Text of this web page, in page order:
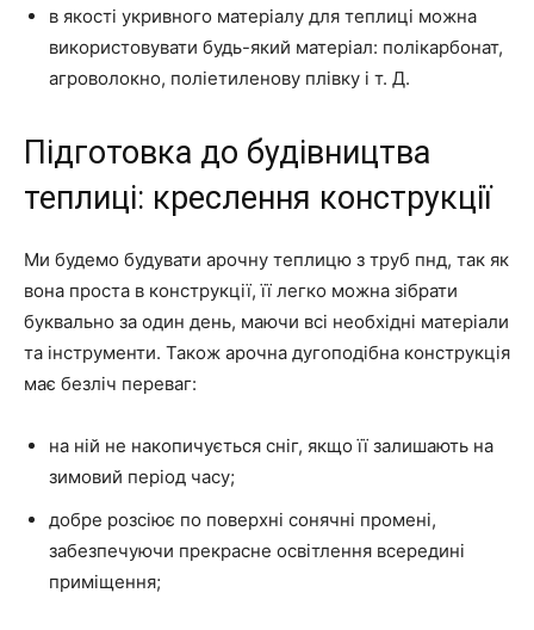
в якості укривного матеріалу для теплиці можна
використовувати будь-який матеріал: полікарбонат,
агроволокно, поліетиленову плівку і т. Д.
Підготовка до будівництва
теплиці: креслення конструкції
Ми будемо будувати арочну теплицю з труб пнд, так як
вона проста в конструкції, її легко можна зібрати
буквально за один день, маючи всі необхідні матеріали
та інструменти. Також арочна дугоподібна конструкція
має безліч переваг:
на ній не накопичується сніг, якщо її залишають на
зимовий період часу;
добре розсіює по поверхні сонячні промені,
забезпечуючи прекрасне освітлення всередині
приміщення;